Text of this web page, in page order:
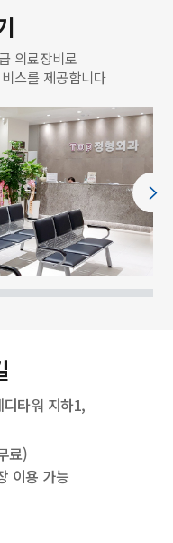
의료장비로
스를 제공합니다
타워 지하1,
료)
이용 가능